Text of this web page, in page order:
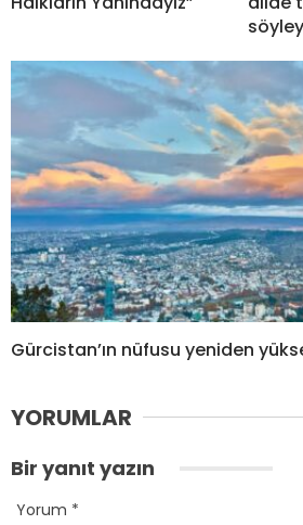
Gürcistan’ın nüfusu yeniden
YORUMLAR
Bir yanıt yazın
Yorum *